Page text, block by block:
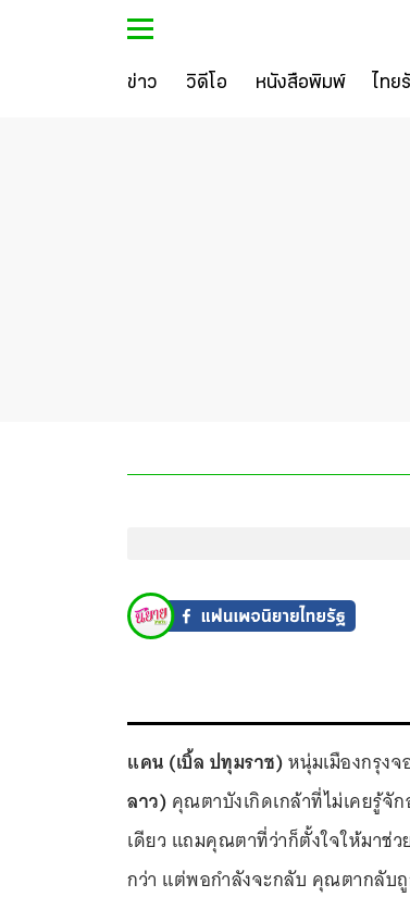
ข่าว วิดีโอ หนังสือพิมพ์ ไทย
แคน (เบิ้ล ปทุมราช)หนุ่มเมืองกรุง
ลาว) คุณตาบังเกิดเกล้าที่ไม่เคยรู้จั
เดียว แถมคุณตาที่ว่าก็ตั้งใจให้มาช่
กว่า แต่พอกำลังจะกลับ คุณตากลับ